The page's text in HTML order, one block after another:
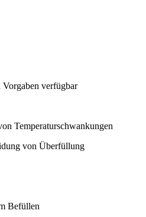
Vorgaben verfügbar
Temperaturschwankungen
von Überfüllung
Befüllen